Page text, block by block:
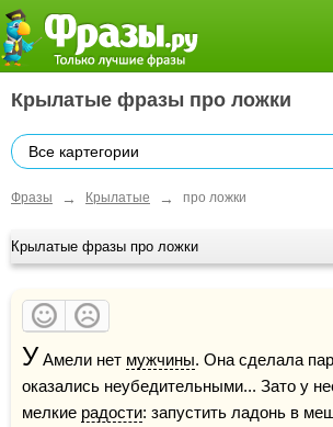
Крылатые фразы про ложки
Все картегории
Фразы → Крылатые → про ложки
Крылатые фразы про ложки
У Амели нет мужчины. Она сделала
оказались неубедительными... Зато у
мелкие радости: запустить ладонь в